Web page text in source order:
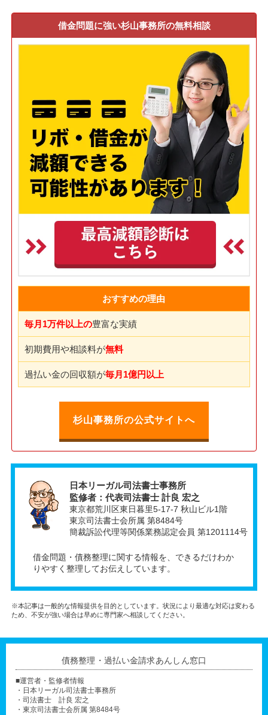
借金問題に強い杉山事務所の無料相談
おすすめの理由
毎月1万件以上の豊富な実績
初期費用や相談料が無料
過払い金の回収額が毎月1億円以上
杉山事務所の公式サイトへ
日本リーガル司法書士事務所
監修者：代表司法書士 計良 宏之
東京都荒川区東日暮里5-17-7 秋山ビル1階
東京司法書士会所属 第8484号
簡裁訴訟代理等関係業務認定会員 第1201114号
借金問題・債務整理に関する情報を、できるだけわか
りやすく整理してお伝えしています。
※本記事は一般的な情報提供を目的としています。状況により最適な対応は変わる
ため、不安が強い場合は早めに専門家へ相談してください。
債務整理・過払い金請求あんしん窓口
■運営者・監修者情報
・日本リーガル司法書士事務所
・司法書士 計良 宏之
・東京司法書士会所属 第8484号